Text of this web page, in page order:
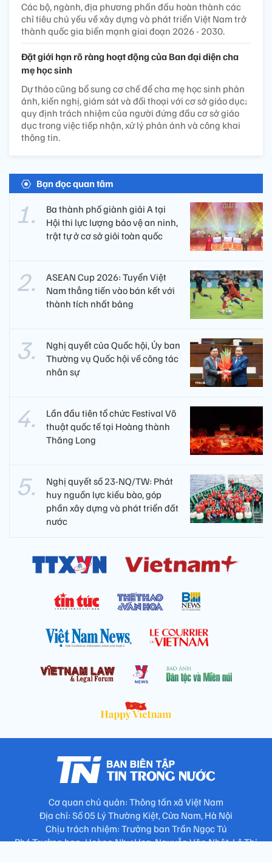
Các bộ, ngành, địa phương phấn đấu hoàn thành các
chỉ tiêu chủ yếu về xây dựng và phát triển Việt Nam trở
thành quốc gia biển mạnh giai đoạn 2026 - 2030.
Đặt giới hạn rõ ràng hoạt động của Ban đại diện cha
mẹ học sinh
Dự thảo cũng bổ sung cơ chế để cha mẹ học sinh phản
ánh, kiến nghị, giám sát và đối thoại với cơ sở giáo dục;
quy định trách nhiệm của người đứng đầu cơ sở giáo
dục trong việc tiếp nhận, xử lý phản ánh và công khai
thông tin.
Bạn đọc quan tâm
Ba thành phố giành giải A tại
Hội thi lực lượng bảo vệ an ninh,
trật tự ở cơ sở giỏi toàn quốc
ASEAN Cup 2026: Tuyển Việt
Nam thẳng tiến vào bán kết với
thành tích nhất bảng
Nghị quyết của Quốc hội, Ủy ban
Thường vụ Quốc hội về công tác
nhân sự
Lần đầu tiên tổ chức Festival Võ
thuật quốc tế tại Hoàng thành
Thăng Long
Nghị quyết số 23-NQ/TW: Phát
huy nguồn lực kiều bào, góp
phần xây dựng và phát triển đất
nước
Cơ quan chủ quản: Thông tấn xã Việt Nam
Địa chỉ: Số 05 Lý Thường Kiệt, Cửa Nam, Hà Nội
Chịu trách nhiệm: Trưởng ban Trần Ngọc Tú
Phó Trưởng ban: Hoàng Như Hoa, Nguyễn Văn Nhật, Lê Thị